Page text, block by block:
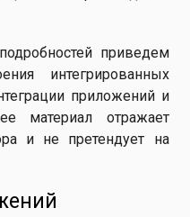
приведем
интегрированных
приложений и
материал отражает
и не претендует на